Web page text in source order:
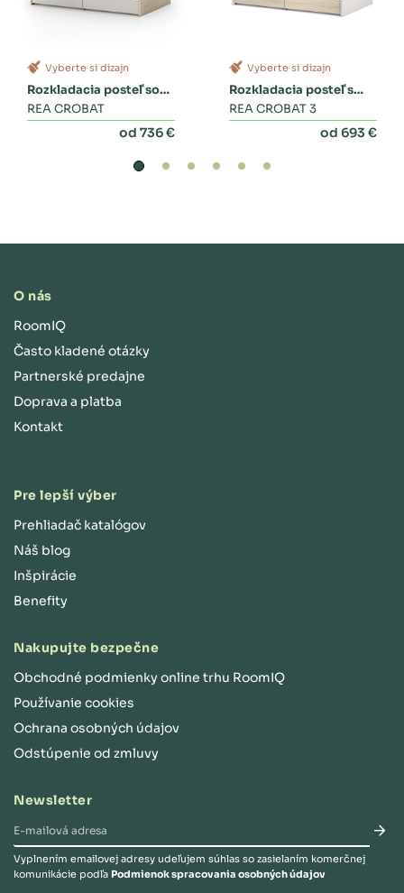
Vyberte si dizajn
Rozkladacia posteľ so
zásuvkami
REA CROBAT
od 736 €
Vyberte si dizajn
Rozkladacia posteľ s
dvoma zásuvkami a
REA CROBAT 3
od 693 €
O nás
RoomIQ
Často kladené otázky
Partnerské predajne
Doprava a platba
Kontakt
Pre lepší výber
Prehliadač katalógov
Náš blog
Inšpirácie
Benefity
Nakupujte bezpečne
Obchodné podmienky online trhu RoomIQ
Používanie cookies
Ochrana osobných údajov
Odstúpenie od zmluvy
Newsletter
Vyplnením emailovej adresy udeľujem súhlas so zasielaním komerčnej
komunikácie podľa Podmienok spracovania osobných údajov